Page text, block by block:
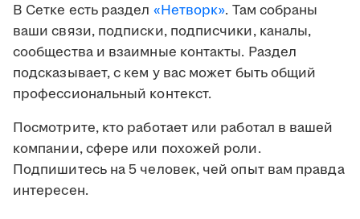
В Сетке есть раздел «Нетворк». Там собраны
ваши связи, подписки, подписчики, каналы,
сообщества и взаимные контакты. Раздел
подсказывает, с кем у вас может быть общий
профессиональный контекст.
Посмотрите, кто работает или работал в вашей
компании, сфере или похожей роли.
Подпишитесь на 5 человек, чей опыт вам правда
интересен.